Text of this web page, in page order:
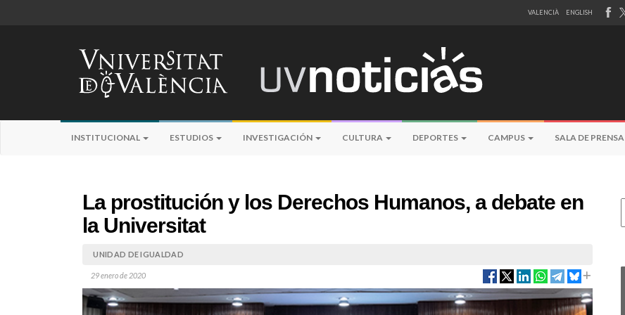
VALENCIÀ ENGLISH
INSTITUCIONAL ESTUDIOS INVESTIGACIÓN CULTURA DEPORTES CAMPUS SALA DE PRENSA
La prostitución y los Derechos Humanos, a debate en
la Universitat
UNIDAD DE IGUALDAD
29 enero de 2020